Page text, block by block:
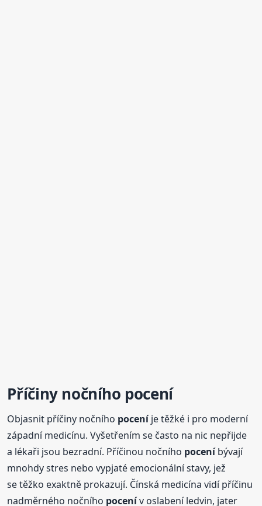
Příčiny nočního pocení
Objasnit příčiny nočního poceníje těžké i pro moderní
západní medicínu. Vyšetřením se často na nic nepřijde
a lékaři jsou bezradní. Příčinou nočního poceníbývají
mnohdy stres nebo vypjaté emocionální stavy, jež
se těžko exaktně prokazují. Čínská medicína vidí příčinu
nadměrného nočního pocenív oslabení ledvin, jater